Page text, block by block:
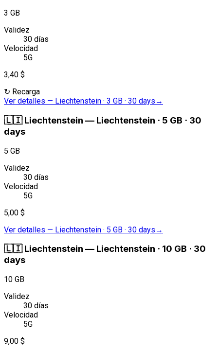
3 GB
Validez
30 días
Velocidad
5G
3,40 $
↻ Recarga
Ver detalles — Liechtenstein · 3 GB · 30 days →
🇱🇮 Liechtenstein — Liechtenstein · 5 GB · 30
days
5 GB
Validez
30 días
Velocidad
5G
5,00 $
Ver detalles — Liechtenstein · 5 GB · 30 days →
🇱🇮 Liechtenstein — Liechtenstein · 10 GB · 30
days
10 GB
Validez
30 días
Velocidad
5G
9,00 $